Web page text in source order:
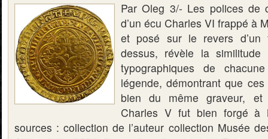
Par Oleg 3/- Les polices de
d’un écu Charles VI frappé à
et posé sur le revers d’un
dessus, révèle la similitude
typographiques de
légende, démontrant que
bien du même graveur,
Charles V fut bien forgé
sources : collection de l’auteur collection Musée